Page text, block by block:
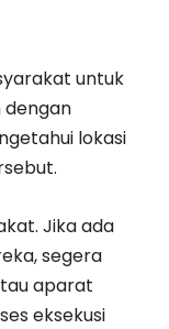
untuk
lokasi
Jika ada
segera
aparat
eksekusi